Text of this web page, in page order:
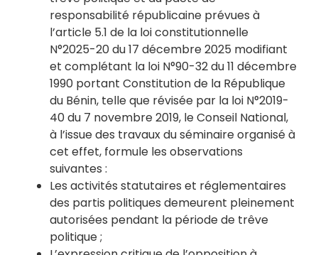
responsabilité républicaine prévues à
l’article 5.1 de la loi constitutionnelle
N°2025-20 du 17 décembre 2025 modifiant
et complétant la loi N°90-32 du 11 décembre
1990 portant Constitution de la République
du Bénin, telle que révisée par la loi N°2019-
40 du 7 novembre 2019, le Conseil National,
à l’issue des travaux du séminaire organisé à
cet effet, formule les observations
suivantes :
Les activités statutaires et réglementaires
des partis politiques demeurent pleinement
autorisées pendant la période de trêve
politique ;